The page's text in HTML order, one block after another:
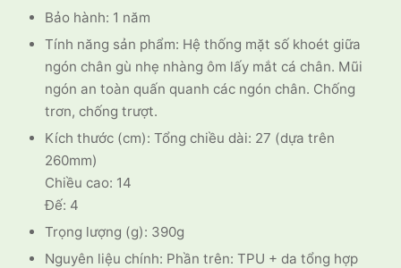
Bảo hành: 1 năm
Tính năng sản phẩm: Hệ thống mặt số khoét giữa
ngón chân gù nhẹ nhàng ôm lấy mắt cá chân. Mũi
ngón an toàn quấn quanh các ngón chân. Chống
trơn, chống trượt.
Kích thước (cm): Tổng chiều dài: 27 (dựa trên
260mm)
Chiều cao: 14
Đế: 4
Trọng lượng (g): 390g
Nguyên liệu chính: Phần trên: TPU + da tổng hợp